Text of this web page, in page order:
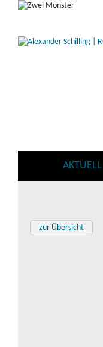
AKTUELL
zur Übersicht